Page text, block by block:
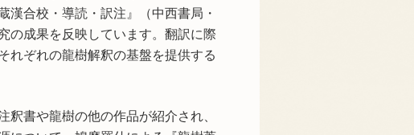
漢合校・導読・訳注』（中西書局・
の成果を反映しています。翻訳に際
れぞれの龍樹解釈の基盤を提供する
書や龍樹の他の作品が紹介され、